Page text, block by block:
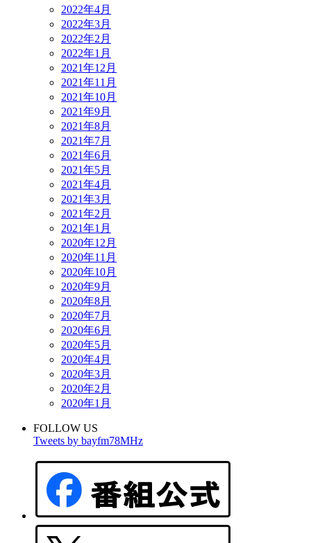
2022年4月
2022年3月
2022年2月
2022年1月
2021年12月
2021年11月
2021年10月
2021年9月
2021年8月
2021年7月
2021年6月
2021年5月
2021年4月
2021年3月
2021年2月
2021年1月
2020年12月
2020年11月
2020年10月
2020年9月
2020年8月
2020年7月
2020年6月
2020年5月
2020年4月
2020年3月
2020年2月
2020年1月
FOLLOW US
Tweets by bayfm78MHz